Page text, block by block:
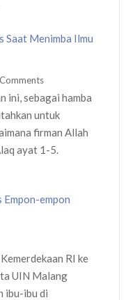
Saat Menimba Ilmu
ini, sebagai hamba
untuk
firman Allah
ayat 1-5.
Empon-empon
RI ke
UIN Malang
ibu-ibu di